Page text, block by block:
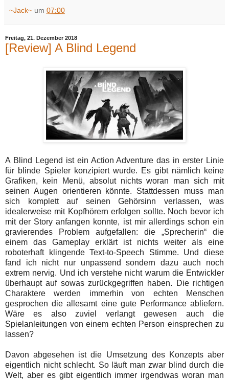
~Jack~ um 07:00
Freitag, 21. Dezember 2018
[Review] A Blind Legend
A Blind Legend ist ein Action Adventure das in erster Linie
für blinde Spieler konzipiert wurde. Es gibt nämlich keine
Grafiken, kein Menü, absolut nichts woran man sich mit
seinen Augen orientieren könnte. Stattdessen muss man
sich komplett auf seinen Gehörsinn verlassen, was
idealerweise mit Kopfhörern erfolgen sollte. Noch bevor ich
mit der Story anfangen konnte, ist mir allerdings schon ein
gravierendes Problem aufgefallen: die „Sprecherin“ die
einem das Gameplay erklärt ist nichts weiter als eine
roboterhaft klingende Text-to-Speech Stimme. Und diese
fand ich nicht nur unpassend sondern dazu auch noch
extrem nervig. Und ich verstehe nicht warum die Entwickler
überhaupt auf sowas zurückgegriffen haben. Die richtigen
Charaktere werden immerhin von echten Menschen
gesprochen die allesamt eine gute Performance abliefern.
Wäre es also zuviel verlangt gewesen auch die
Spielanleitungen von einem echten Person einsprechen zu
lassen?
Davon abgesehen ist die Umsetzung des Konzepts aber
eigentlich nicht schlecht. So läuft man zwar blind durch die
Welt, aber es gibt eigentlich immer irgendwas woran man